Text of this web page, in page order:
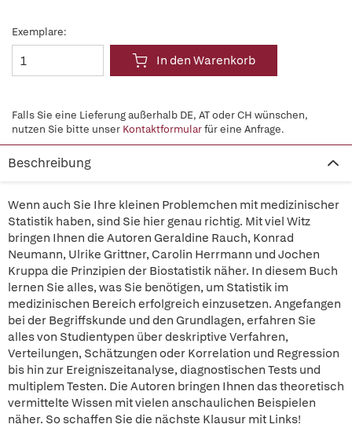
Exemplare:
In den Warenkorb
Falls Sie eine Lieferung außerhalb DE, AT oder CH wünschen,
nutzen Sie bitte unser Kontaktformularfür eine Anfrage.
Beschreibung
Wenn auch Sie Ihre kleinen Problemchen mit medizinischer
Statistik haben, sind Sie hier genau richtig. Mit viel Witz
bringen Ihnen die Autoren Geraldine Rauch, Konrad
Neumann, Ulrike Grittner, Carolin Herrmann und Jochen
Kruppa die Prinzipien der Biostatistik näher. In diesem Buch
lernen Sie alles, was Sie benötigen, um Statistik im
medizinischen Bereich erfolgreich einzusetzen. Angefangen
bei der Begriffskunde und den Grundlagen, erfahren Sie
alles von Studientypen über deskriptive Verfahren,
Verteilungen, Schätzungen oder Korrelation und Regression
bis hin zur Ereigniszeitanalyse, diagnostischen Tests und
multiplem Testen. Die Autoren bringen Ihnen das theoretisch
vermittelte Wissen mit vielen anschaulichen Beispielen
näher. So schaffen Sie die nächste Klausur mit Links!